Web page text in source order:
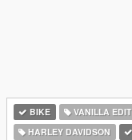
BIKE VANILLA EDIT
HARLEY DAVIDSON